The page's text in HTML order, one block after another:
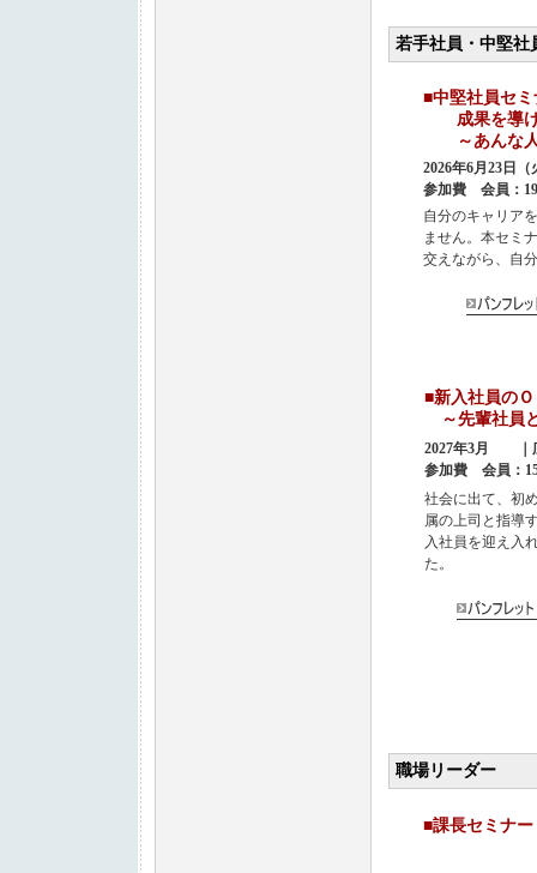
若手社員・中堅社
■中堅社
成果を導け
～あんな人
2026年6月23日
参加費 会員：
自分のキャリア
ません。本セミ
交えながら、自
■新入社員
～先輩社員
2027年3月 ｜
参加費 会員：
社会に出て、初
属の上司と指導
入社員を迎え入
た。
職場リーダー
■課長セ